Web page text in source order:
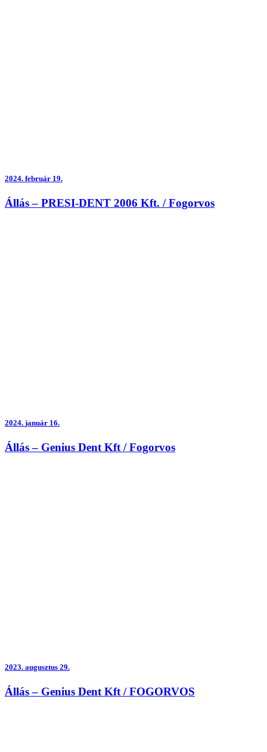
2024. február 19.
Állás – PRESI-DENT 2006 Kft. / Fogorvos
2024. január 16.
Állás – Genius Dent Kft / Fogorvos
2023. augusztus 29.
Állás – Genius Dent Kft / FOGORVOS